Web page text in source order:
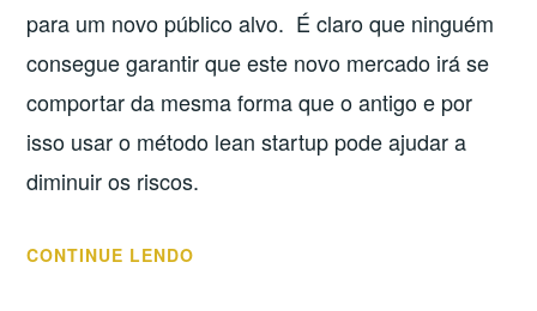
para um novo público alvo. É claro que ninguém
consegue garantir que este novo mercado irá se
comportar da mesma forma que o antigo e por
isso usar o método lean startup pode ajudar a
diminuir os riscos.
CONTINUE LENDO